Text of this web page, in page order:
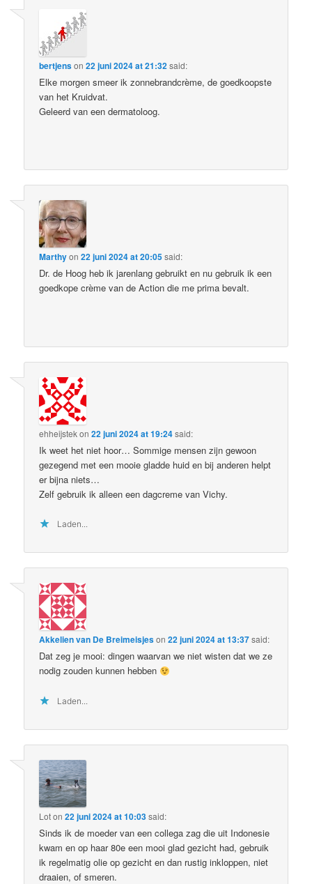
bertjenson22 juni 2024 at 21:32said:
Elke morgen smeer ik zonnebrandcrème, de goedkoopste
van het Kruidvat.
Geleerd van een dermatoloog.
Marthyon22 juni 2024 at 20:05said:
Dr. de Hoog heb ik jarenlang gebruikt en nu gebruik ik een
goedkope crème van de Action die me prima bevalt.
ehheijstekon22 juni 2024 at 19:24said:
Ik weet het niet hoor… Sommige mensen zijn gewoon
gezegend met een mooie gladde huid en bij anderen helpt
er bijna niets…
Zelf gebruik ik alleen een dagcreme van Vichy.
Laden...
Akkelien van De Breimeisjeson22 juni 2024 at 13:37said:
Dat zeg je mooi: dingen waarvan we niet wisten dat we ze
nodig zouden kunnen hebben
Laden...
Loton22 juni 2024 at 10:03said:
Sinds ik de moeder van een collega zag die uit Indonesie
kwam en op haar 80e een mooi glad gezicht had, gebruik
ik regelmatig olie op gezicht en dan rustig inkloppen, niet
draaien, of smeren.